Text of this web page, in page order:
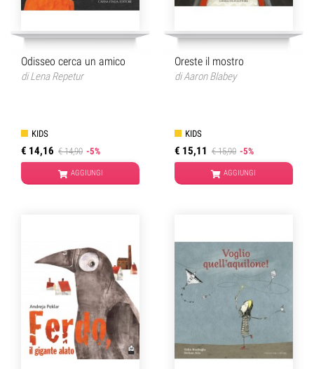
Odisseo cerca un amico
diLena Repetur
KIDS
€ 14,16 € 14,90 -5%
AGGIUNGI
Oreste il mostro
diAaron Blabey
KIDS
€ 15,11 € 15,90 -5%
AGGIUNGI